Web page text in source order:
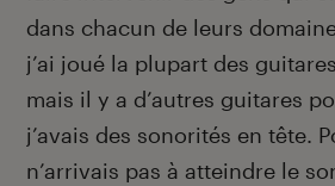
dans chacun de leurs
j’ai joué la plupart des
mais il y a d’autres guitares
j’avais des sonorités en tête.
n’arrivais pas à atteindre le